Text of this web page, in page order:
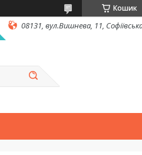
Кошик
08131, вул.Вишнева, 11,